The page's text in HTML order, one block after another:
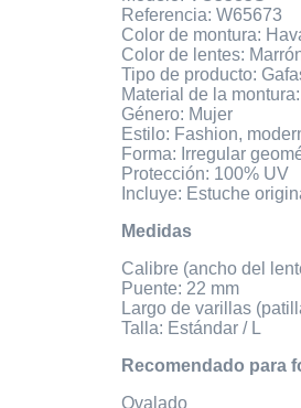
Referencia: W65673
Color de montura:
Color de lentes:
Tipo de producto:
Material de la
Género: Mujer
Estilo: Fashion,
Forma: Irregular
Protección: 100% UV
Incluye: Estuche
Medidas
Calibre (ancho del
Puente: 22 mm
Largo de varillas
Talla: Estándar / L
Recomendado para
Ovalado